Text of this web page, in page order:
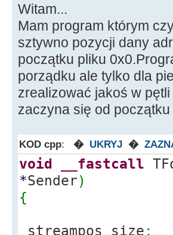
Witam...
Mam program którym
sztywno pozycji dany
początku pliku
porządku ale tylko dla
zrealizować jakoś w
zaczyna się od
KOD cpp: � UKRYJ �
void __fastcall
*Sender)
{
streampos size ;